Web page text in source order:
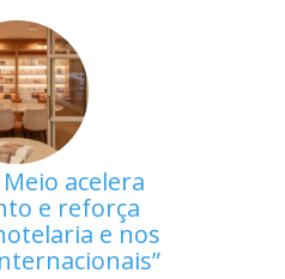
acelera
e reforça
e nos